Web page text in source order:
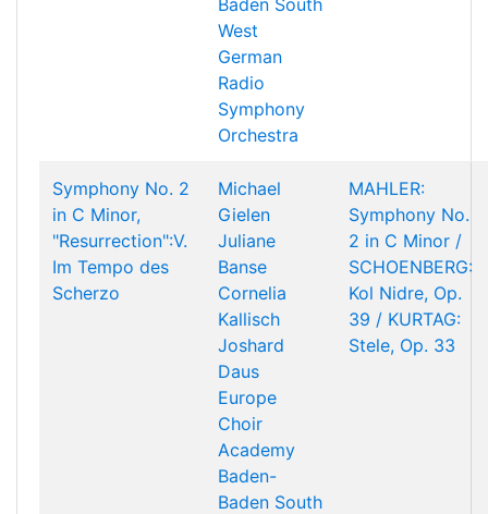
Baden South
West
German
Radio
Symphony
Orchestra
Symphony No. 2
in C Minor,
"Resurrection":V.
Im Tempo des
Scherzo
Michael
Gielen
Juliane
Banse
Cornelia
Kallisch
Joshard
Daus
Europe
Choir
Academy
Baden-
Baden South
MAHLER:
Symphony No.
2 in C Minor /
SCHOENBERG:
Kol Nidre, Op.
39 / KURTAG:
Stele, Op. 33